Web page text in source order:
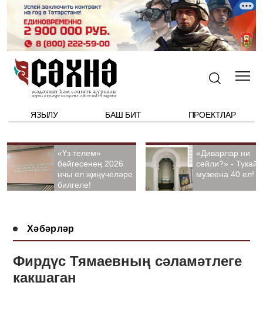
ЯЗЫЛУ БАШ БИТ ПРОЕКТЛАР
«Үз телем»
бәйгесенең 2026
нчы ел җиңүчеләре
билгеле!
«Диварлар ни
сөйли?» - Тукай
музеена 40 ел!
Хәбәрләр
Фирдүс Тямаевның сәламәтлеге
какшаган